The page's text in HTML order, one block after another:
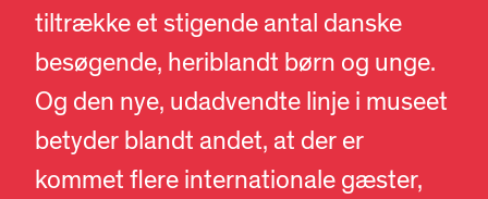
tiltrække et stigende antal danske
besøgende, heriblandt børn og unge.
Og den nye, udadvendte linje i museet
betyder blandt andet, at der er
kommet flere internationale gæster,